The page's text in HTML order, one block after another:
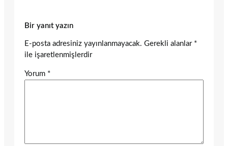
Bir yanıt yazın
E-posta adresiniz yayınlanmayacak. Gerekli alanlar *
ile işaretlenmişlerdir
Yorum *